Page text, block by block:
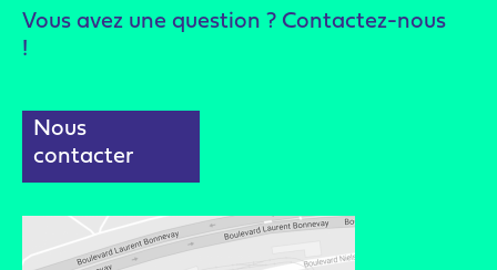
Vous avez une question ? Contactez-nous
!
Nous
contacter